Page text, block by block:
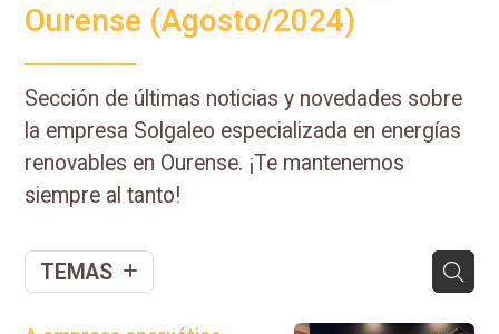
Ourense (Agosto/2024)
Sección de últimas noticias y novedades sobre
la empresa Solgaleo especializada en energías
renovables en Ourense. ¡Te mantenemos
siempre al tanto!
TEMAS